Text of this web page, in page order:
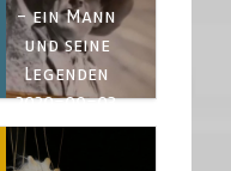
- ein Mann
und seine
Legenden
2020-09-03